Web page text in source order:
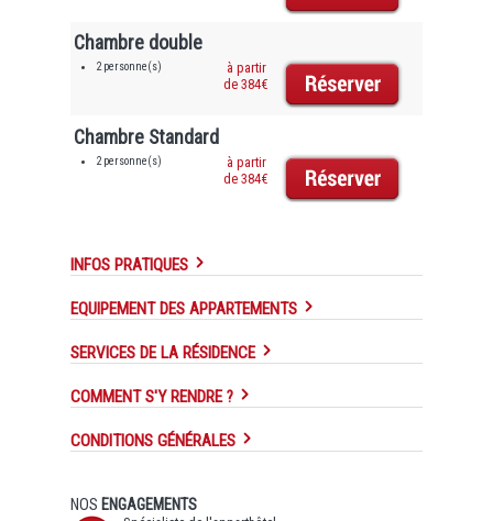
Chambre double
2 personne(s)
à partir
de 384€
Chambre Standard
2 personne(s)
à partir
de 384€
INFOS PRATIQUES
EQUIPEMENT DES APPARTEMENTS
SERVICES DE LA RÉSIDENCE
COMMENT S'Y RENDRE ?
CONDITIONS GÉNÉRALES
NOS ENGAGEMENTS